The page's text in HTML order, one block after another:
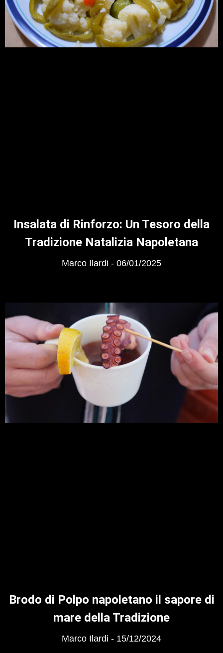
Insalata di Rinforzo: Un Tesoro della
Tradizione Natalizia Napoletana
Marco Ilardi 06/01/2025
Brodo di Polpo napoletano il sapore di
mare della Tradizione
Marco Ilardi 15/12/2024